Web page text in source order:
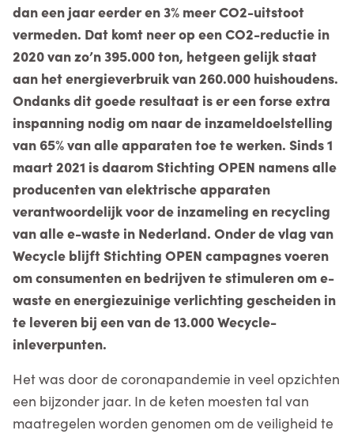
dan een jaar eerder en 3% meer CO2-uitstoot
vermeden. Dat komt neer op een CO2-reductie in
2020 van zo’n 395.000 ton, hetgeen gelijk staat
aan het energieverbruik van 260.000 huishoudens.
Ondanks dit goede resultaat is er een forse extra
inspanning nodig om naar de inzameldoelstelling
van 65% van alle apparaten toe te werken. Sinds 1
maart 2021 is daarom Stichting OPEN namens alle
producenten van elektrische apparaten
verantwoordelijk voor de inzameling en recycling
van alle e-waste in Nederland. Onder de vlag van
Wecycle blijft Stichting OPEN campagnes voeren
om consumenten en bedrijven te stimuleren om e-
waste en energiezuinige verlichting gescheiden in
te leveren bij een van de 13.000 Wecycle-
inleverpunten.
Het was door de coronapandemie in veel opzichten
een bijzonder jaar. In de keten moesten tal van
maatregelen worden genomen om de veiligheid te